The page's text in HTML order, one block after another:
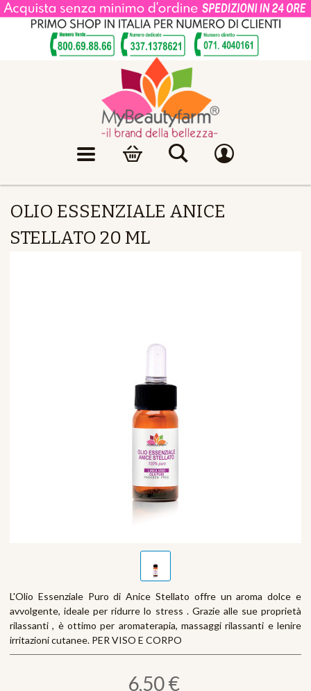
OLIO ESSENZIALE ANICE
STELLATO 20 ML
L'Olio Essenziale Puro di Anice Stellato offre un aroma dolce e
avvolgente, ideale per ridurre lo stress . Grazie alle sue proprietà
rilassanti , è ottimo per aromaterapia, massaggi rilassanti e lenire
irritazioni cutanee. PER VISO E CORPO
6,50 €